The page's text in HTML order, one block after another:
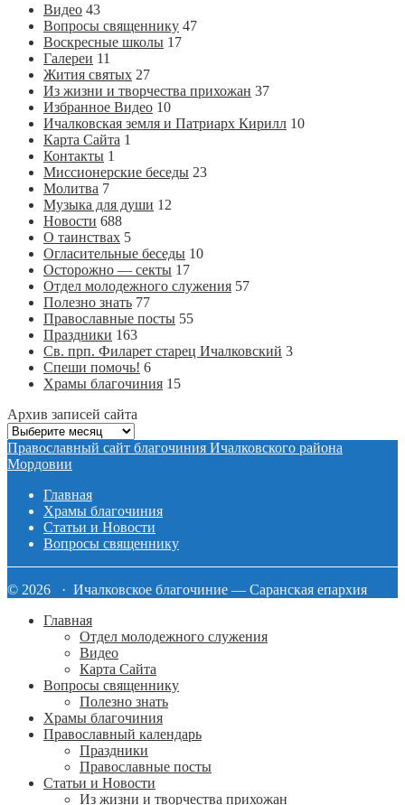
Видео 43
Вопросы священнику 47
Воскресные школы 17
Галереи 11
Жития святых 27
Из жизни и творчества прихожан 37
Избранное Видео 10
Ичалковская земля и Патриарх Кирилл 10
Карта Сайта 1
Контакты 1
Миссионерские беседы 23
Молитва 7
Музыка для души 12
Новости 688
О таинствах 5
Огласительные беседы 10
Осторожно — секты 17
Отдел молодежного служения 57
Полезно знать 77
Православные посты 55
Праздники 163
Св. прп. Филарет старец Ичалковский 3
Спеши помочь! 6
Храмы благочиния 15
Архив записей сайта
Архив
записей
сайта
Православный сайт благочиния Ичалковского района
Мордовии
Главная
Храмы благочиния
Статьи и Новости
Вопросы священнику
© 2026 · Ичалковское благочиние — Саранская епархия
Главная
Отдел молодежного служения
Видео
Карта Сайта
Вопросы священнику
Полезно знать
Храмы благочиния
Православный календарь
Праздники
Православные посты
Статьи и Новости
Из жизни и творчества прихожан